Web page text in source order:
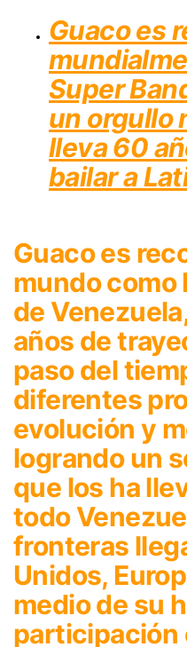
Guaco es
Super
un orgullo
lleva 60
bailar a
Guaco es
mundo como
de
años de
paso del
diferentes
evolución y
logrando un
que los ha
todo
fronteras
Unidos,
medio de su
participación